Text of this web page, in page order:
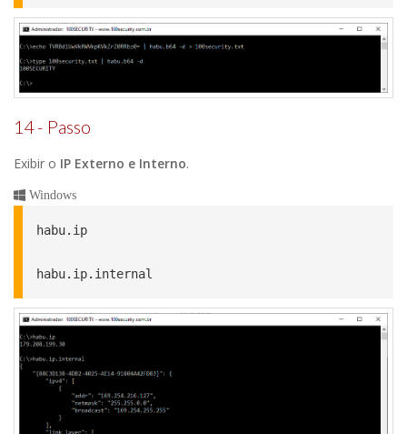
14 - Passo
Exibir o IP Externo e Interno.
Windows
habu.ip
habu.ip.internal